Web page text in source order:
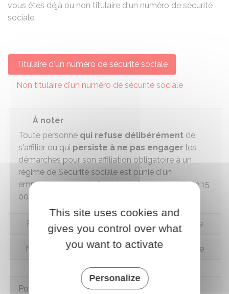
vous êtes déjà ou non titulaire d'un numéro de sécurité
sociale.
Titulaire d'un numéro de sécurité sociale
Non titulaire d'un numéro de sécurité sociale
À noter
Toute personne qui refuse délibérément de
s'affilier ou qui persiste à ne pas engager les
démarches pour son affiliation obligatoire à un
régime de Sécurité sociale est punie d'un
emprisonnement de 6 mois et d'une amende de 15
000 €
Rattaché à un organisme de protection sociale
Non affilié à un organisme de protection sociale
Pour en savoir plus
This site uses cookies and
gives you control over what
you want to activate
Personalize